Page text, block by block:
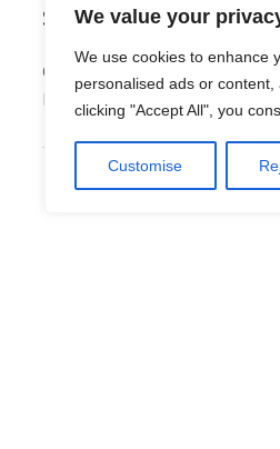
We value your
We use cookies to enhance
personalised ads or
clicking "Accept All", you
Customise
Sividuc – 5 năm một
Các bạn sinh viên thân
Hội Sinh viên Việt[…]